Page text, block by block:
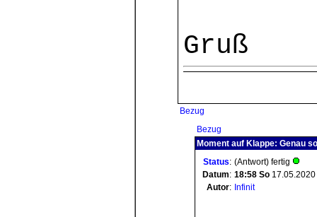
Gruß
Bezug
Bezug
Moment auf Klappe: Genau so
Status: (Antwort) fertig
Datum: 18:58 So 17.05.2020
Autor: Infinit